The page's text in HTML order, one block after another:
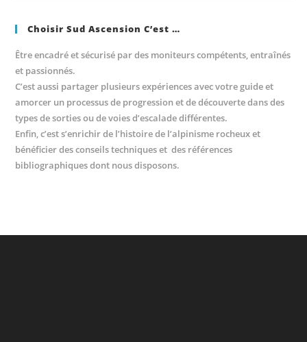
Choisir Sud Ascension C’est …
Être encadré et sécurisé par des moniteurs compétents, entraînés
et passionnés.
C’est aussi partager plusieurs expériences avec votre guide et
amorcer un processus de progression et de découverte dans des
types de sorties ou de voies d’escalade différentes.
Enfin, c’est s’enrichir de l’histoire de l’alpinisme rocheux et
bénéficier des conseils techniques et des références
bibliographiques dont nous disposons.